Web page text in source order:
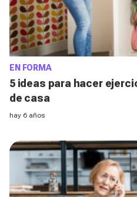
EN FORMA
5 ideas para hacer
de casa
hay 6 años